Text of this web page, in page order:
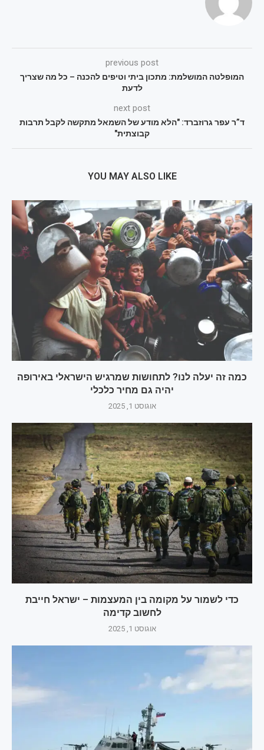
previous post
המופלטה המושלמת: מתכון ביתי וטיפים להכנה – כל מה שצריך
לדעת
next post
ד”ר עפר גרוזברד: "הלא מודע של השמאל מתקשה לקבל תרבות
קבוצתית"
YOU MAY ALSO LIKE
כמה זה יעלה לנו? לתחושות שמרגיש הישראלי באירופה
יהיה גם מחיר כלכלי
אוגוסט 1, 2025
כדי לשמור על מקומה בין המעצמות – ישראל חייבת
לחשוב קדימה
אוגוסט 1, 2025